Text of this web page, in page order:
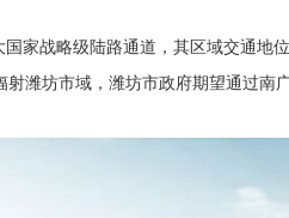
家战略级陆路通道，其区域交通地
潍坊市域，潍坊市政府期望通过南